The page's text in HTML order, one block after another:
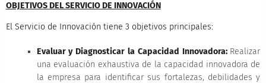
OBJETIVOS DEL SERVICIO DE INNOVACIÓN
El Servicio de Innovación tiene 3 objetivos principales:
Evaluar y Diagnosticar la Capacidad Innovadora: Realizar
una evaluación exhaustiva de la capacidad innovadora de
la empresa para identificar sus fortalezas, debilidades y